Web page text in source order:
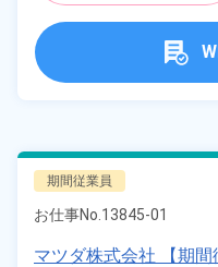
期間従業員
お仕事No. 13845-01
マツダ株式会社 【期